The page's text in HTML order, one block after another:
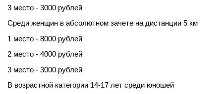
3 место - 3000 рублей
Среди женщин в абсолютном зачете на дистанции 5 км
1 место - 8000 рублей
2 место - 4000 рублей
3 место - 3000 рублей
В возрастной категории 14-17 лет среди юношей